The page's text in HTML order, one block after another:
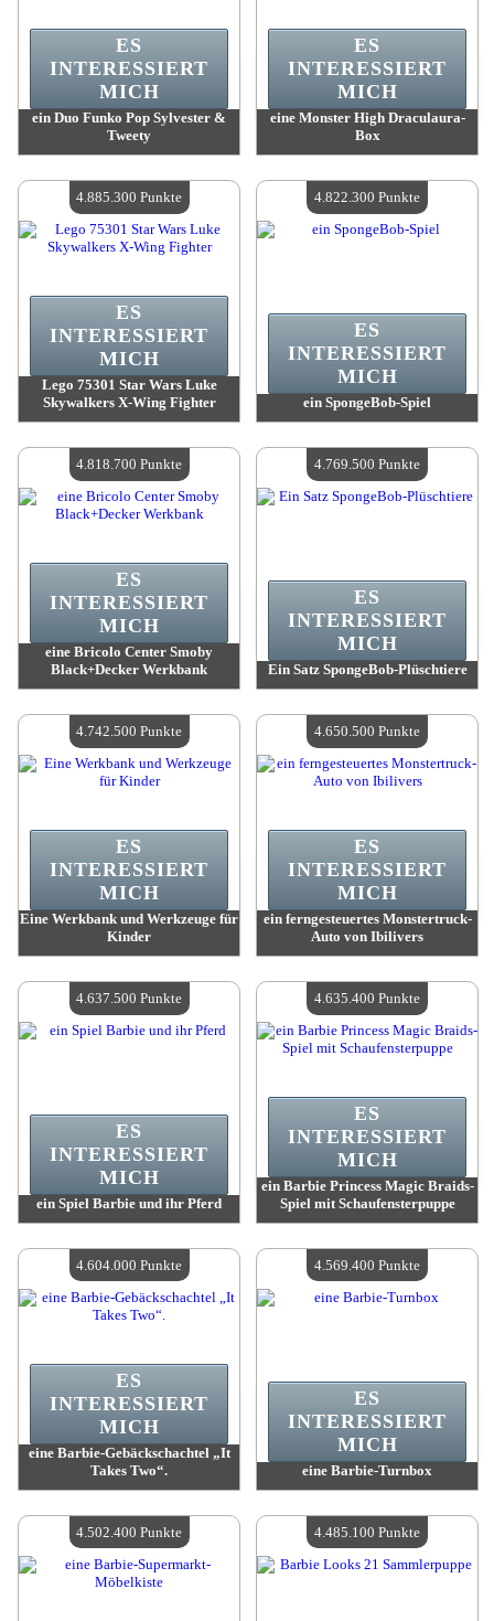
ein Duo Funko Pop Sylvester &
Tweety
Verfügbare Menge:4
ES
INTERESSIERT
MICH
eine Monster High Draculaura-
Box
Verfügbare Menge:4
ES
INTERESSIERT
MICH
Lego 75301 Star Wars Luke
Skywalkers X-Wing Fighter
Verfügbare Menge:4
ES
INTERESSIERT
MICH
4.885.300 Punkte
ein SpongeBob-Spiel
Verfügbare Menge:4
ES
INTERESSIERT
MICH
4.822.300 Punkte
eine Bricolo Center Smoby
Black+Decker Werkbank
Verfügbare Menge:4
ES
INTERESSIERT
MICH
4.818.700 Punkte
Ein Satz SpongeBob-Plüschtiere
Verfügbare Menge:4
ES
INTERESSIERT
MICH
4.769.500 Punkte
Eine Werkbank und Werkzeuge für
Kinder
Verfügbare Menge:4
ES
INTERESSIERT
MICH
4.742.500 Punkte
ein ferngesteuertes Monstertruck-
Auto von Ibilivers
Verfügbare Menge:4
ES
INTERESSIERT
MICH
4.650.500 Punkte
ein Spiel Barbie und ihr Pferd
Verfügbare Menge:4
ES
INTERESSIERT
MICH
4.637.500 Punkte
ein Barbie Princess Magic Braids-
Spiel mit Schaufensterpuppe
Verfügbare Menge:4
ES
INTERESSIERT
MICH
4.635.400 Punkte
eine Barbie-Gebäckschachtel „It
Takes Two“.
Verfügbare Menge:4
ES
INTERESSIERT
MICH
4.604.000 Punkte
eine Barbie-Turnbox
Verfügbare Menge:4
ES
INTERESSIERT
MICH
4.569.400 Punkte
4.502.400 Punkte 4.485.100 Punkte